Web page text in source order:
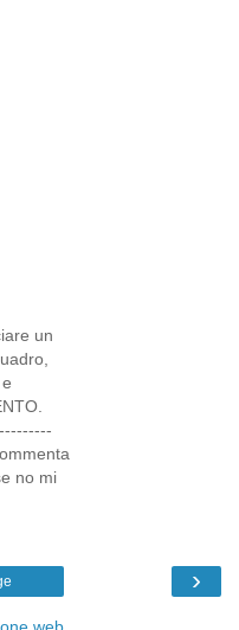
un
no mi
›
web